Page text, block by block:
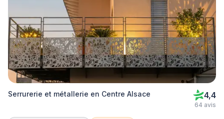
Serrurerie et métallerie en Centre Alsace 4,4
64 avis